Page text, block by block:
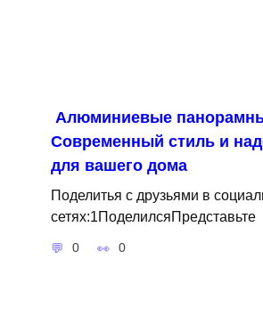
Алюминиевые
Современный стиль и
для вашего дома
Поделитья с друзьями в
сетях:1ПоделилсяПредставьте
0 0